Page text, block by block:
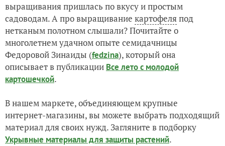
выращивания пришлась по вкусу и простым
садоводам. А про выращивание картофеляпод
нетканым полотном слышали? Почитайте о
многолетнем удачном опыте семидачницы
Федоровой Зинаиды (fedzina), который она
описывает в публикации Все лето с молодой
картошечкой.
В нашем маркете, объединяющем крупные
интернет-магазины, вы можете выбрать подходящий
материал для своих нужд. Загляните в подборку
Укрывные материалы для защиты растений.